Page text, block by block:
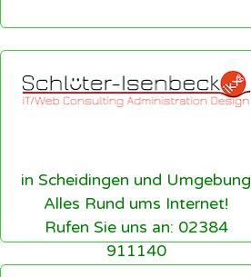
in Scheidingen und Umgebung
Alles Rund ums Internet!
Rufen Sie uns an: 02384
911140